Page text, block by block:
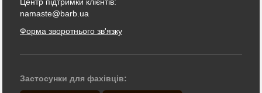
namaste@barb.ua
Форма зворотнього зв'язку
Застосунки для фахівців: